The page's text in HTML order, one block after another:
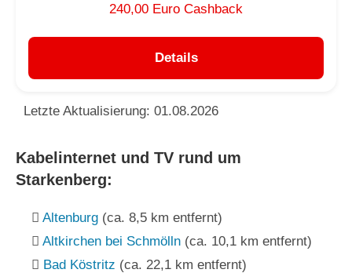
240,00 Euro Cashback
Details
Letzte Aktualisierung: 01.08.2026
Kabelinternet und TV rund um
Starkenberg:
Altenburg (ca. 8,5 km entfernt)
Altkirchen bei Schmölln (ca. 10,1 km entfernt)
Bad Köstritz (ca. 22,1 km entfernt)